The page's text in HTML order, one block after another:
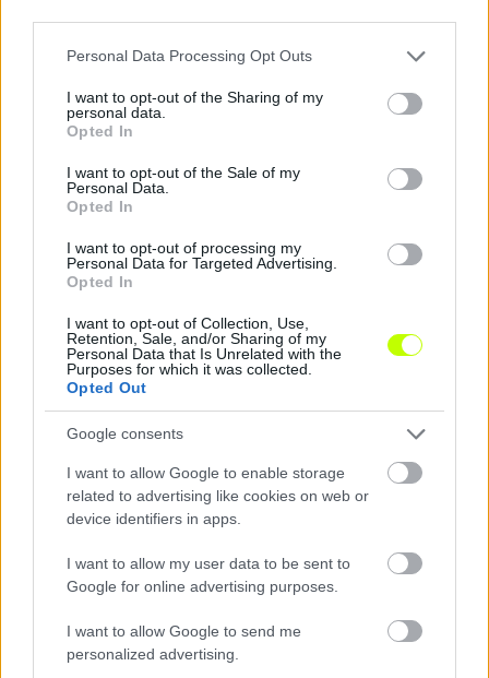
Please note that this website/app uses one or more Google
not limited to your visit or usage behaviour. You may click to
grant or deny consent to Google and its third-party tags to
use your data for below specified purposes in below Google
consent section.
Personal Data Processing Opt Outs
I want to opt-out of the Sharing of my
personal data.
Opted In
I want to opt-out of the Sale of my
Personal Data.
Opted In
I want to opt-out of processing my
Personal Data for Targeted Advertising.
Opted In
I want to opt-out of Collection, Use,
Retention, Sale, and/or Sharing of my
Personal Data that Is Unrelated with the
Purposes for which it was collected.
Opted Out
Google consents
I want to allow Google to enable storage
related to advertising like cookies on web or
device identifiers in apps.
I want to allow my user data to be sent to
Google for online advertising purposes.
I want to allow Google to send me
personalized advertising.
Csóválják a fejüket az európai sztárklubok: eladná
a FIFA az egyik sorozatát
A Nemzetközi Labdarúgó Szövetség (FIFA)
mérlegeli a klubvilágbajnokság eladását; ha
valamely tornájának a rendezési […]
Földre teperés nyaknál fogva – Ronaldóhoz futott
egy szurkoló – videó